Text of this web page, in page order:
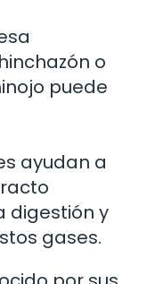
o
puede
ayudan a
digestión y
gases.